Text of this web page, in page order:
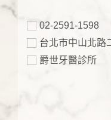
02-2591-1598
台北市中山北路
爵世牙醫診所